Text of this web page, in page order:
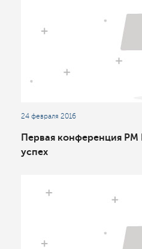
24 февраля 2016
Первая конференция PM
успех